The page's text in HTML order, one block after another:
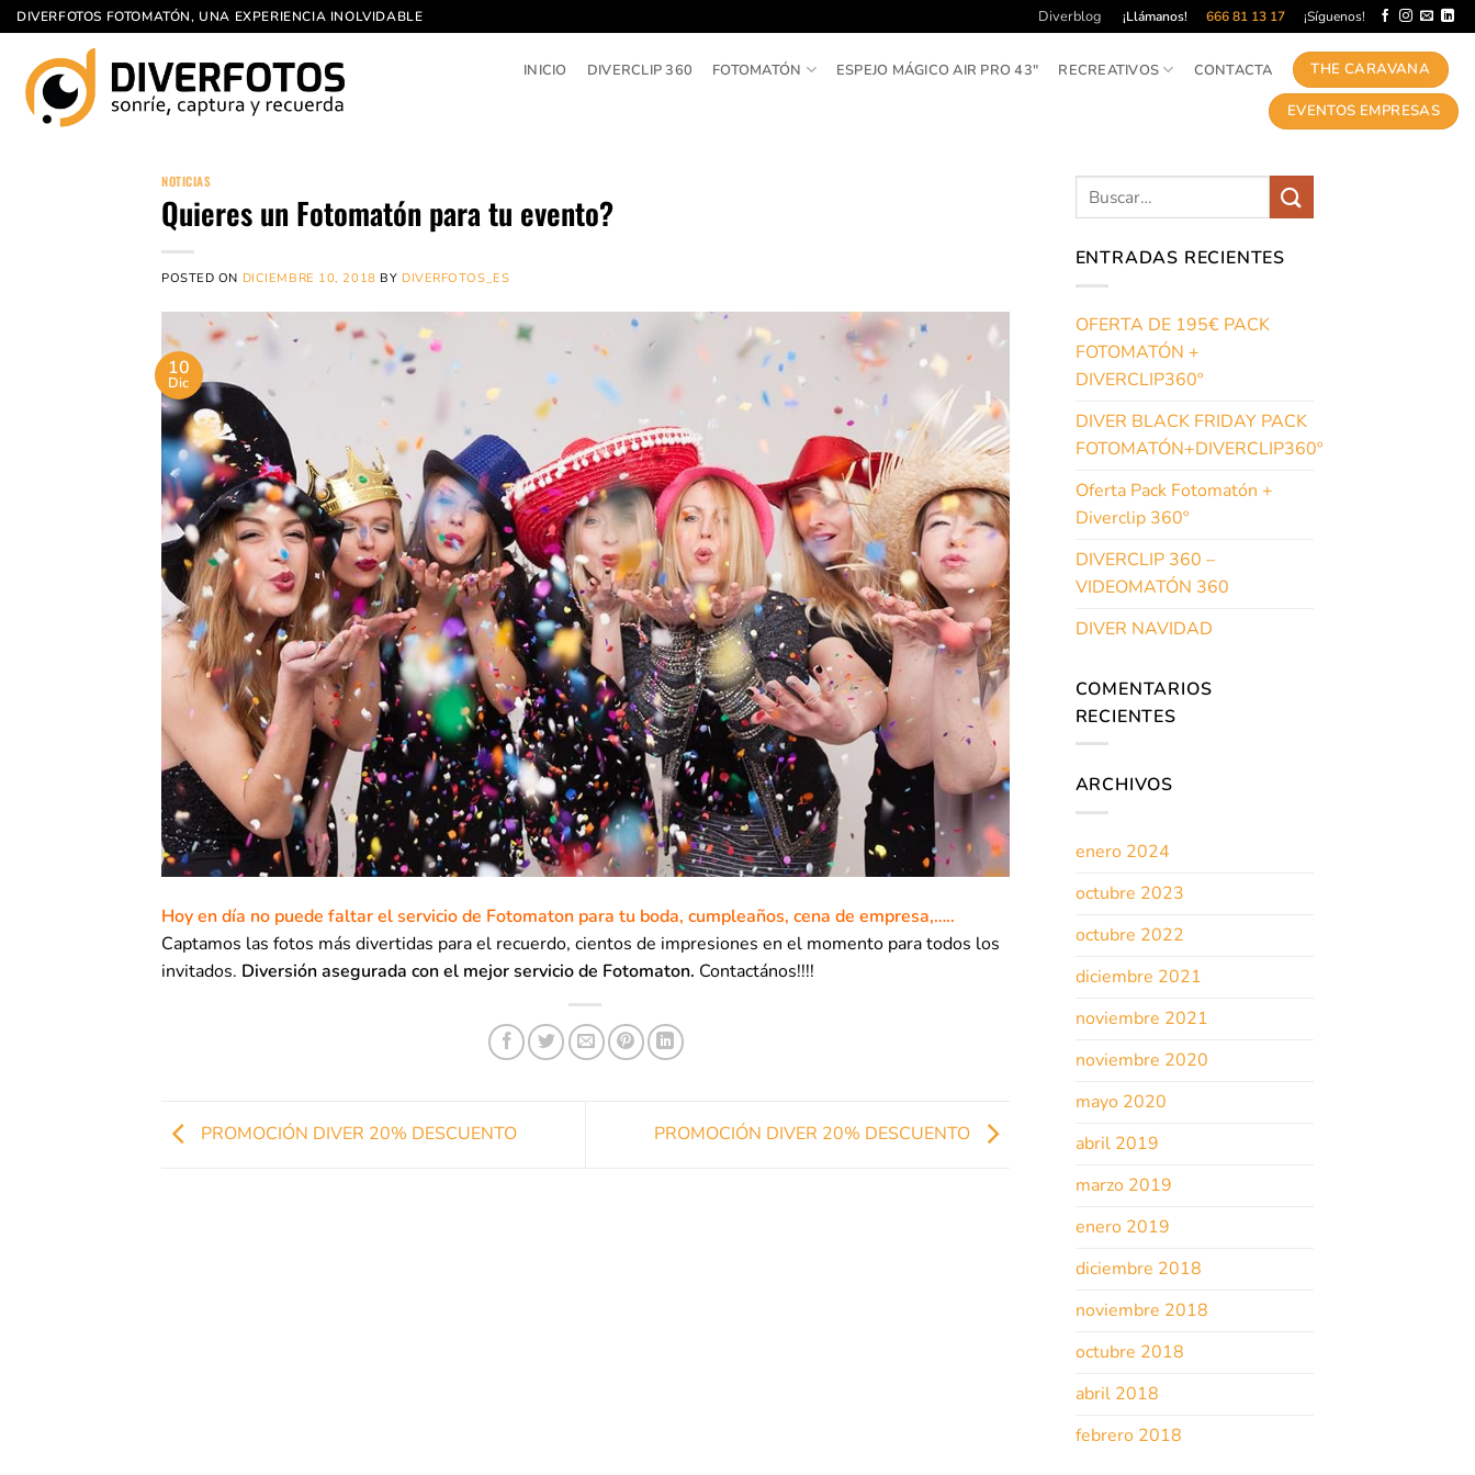
Saltar
al
contenido
DIVERFOTOS FOTOMATÓN, UNA EXPERIENCIA INOLVIDABLE Diverblog ¡Llámanos! 666 81 13 17 ¡Síguenos!
INICIO DIVERCLIP 360 FOTOMATÓN ESPEJO MÁGICO AIR PRO 43″ RECREATIVOS CONTACTA THE CARAVANA
EVENTOS EMPRESAS
NOTICIAS
Quieres un Fotomatón para tu evento?
POSTED ON DICIEMBRE 10, 2018 BY DIVERFOTOS_ES
10
Dic
Hoy en día no puede faltar el servicio de Fotomaton para tu boda, cumpleaños, cena de empresa,…..
Captamos las fotos más divertidas para el recuerdo, cientos de impresiones en el momento para todos los
invitados. Diversión asegurada con el mejor servicio de Fotomaton. Contactános!!!!
PROMOCIÓN DIVER 20% DESCUENTO PROMOCIÓN DIVER 20% DESCUENTO
ENTRADAS RECIENTES
OFERTA DE 195€ PACK
FOTOMATÓN +
DIVERCLIP360º
DIVER BLACK FRIDAY PACK
FOTOMATÓN+DIVERCLIP360º
Oferta Pack Fotomatón +
Diverclip 360º
DIVERCLIP 360 –
VIDEOMATÓN 360
DIVER NAVIDAD
COMENTARIOS
RECIENTES
ARCHIVOS
enero 2024
octubre 2023
octubre 2022
diciembre 2021
noviembre 2021
noviembre 2020
mayo 2020
abril 2019
marzo 2019
enero 2019
diciembre 2018
noviembre 2018
octubre 2018
abril 2018
febrero 2018